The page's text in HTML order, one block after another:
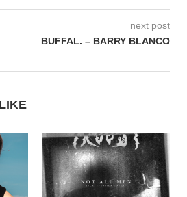
next post
BUFFAL. – BARRY BLANCO